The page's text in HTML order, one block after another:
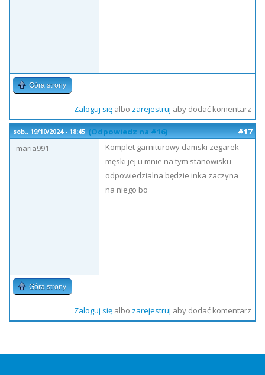
Góra strony
Zaloguj sięalbo zarejestruj aby dodać komentarz
sob., 19/10/2024 - 18:45 (Odpowiedz na #16)
#17
maria991
Komplet garniturowy damski zegarek
męski jej u mnie na tym stanowisku
odpowiedzialna będzie inka zaczyna
na niego bo
Góra strony
Zaloguj sięalbo zarejestruj aby dodać komentarz